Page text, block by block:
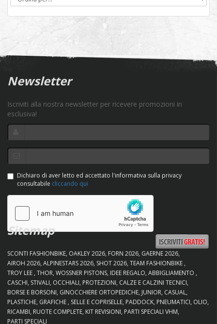
Newsletter
Iscriviti alla nostra newsletter per ricevere promozioni in
esclusiva!
Dichiaro di aver letto ed accettato l'informativa sulla privacy
consultabile cliccando qui
Sitemap
SCONTI FASHIONBIKE OAKLEY 2026 FORN 2026 GAERNE 2026
AIROH 2026 ALPINESTARS 2026 SHOT 2026 TEAM FASHIONBIKE
TROY LEE THOR WOSSNER PISTONS IDEE REGALO ABBIGLIAMENTO
CASCHI STIVALI OCCHIALI PROTEZIONI CALZE E CALZINI TECNICI
BORSE E BORSONI GINOCCHIERE ORTOPEDICHE JUNIOR CASUAL
PLASTICHE GRAFICHE SELLE E COPRISELLE PADDOCK PNEUMATICI OLIO
RICAMBI RUOTE COMPLETE KIT REVISIONI PARTI SPECIALI VHM
PARTI SPECIALI